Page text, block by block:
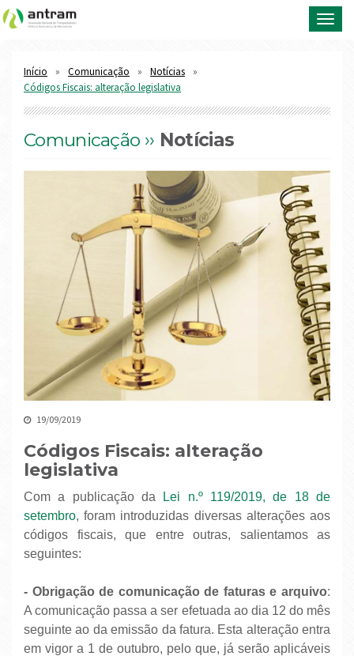
Início Comunicação
Notícias
Códigos Fiscais: alteração legislativa
Comunicação ›› Notícias
19/09/2019
Códigos Fiscais: alteração
legislativa
Com a publicação da
Lei n.º 119/2019, de 18 de
setembro, foram introduzidas diversas alterações aos
códigos fiscais, que entre outras, salientamos as
seguintes:
- Obrigação de comunicação de faturas e arquivo:
A comunicação passa a ser efetuada ao dia 12 do mês
seguinte ao da emissão da fatura. Esta alteração entra
em vigor a 1 de outubro, pelo que, já serão aplicáveis